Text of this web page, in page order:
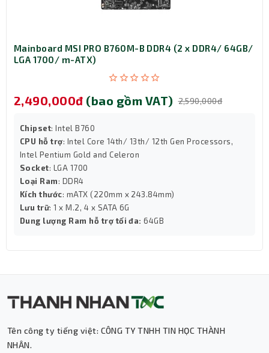
Mainboard MSI PRO B760M-B DDR4 (2 x DDR4/ 64GB/
LGA 1700/ m-ATX)
2,490,000đ (bao gồm VAT) 2,590,000đ
Chipset: Intel B760
CPU hỗ trợ: Intel Core 14th/ 13th/ 12th Gen Processors,
Intel Pentium Gold and Celeron
Socket: LGA 1700
Loại Ram: DDR4
Kích thước: mATX (220mm x 243.84mm)
Lưu trữ: 1 x M.2, 4 x SATA 6G
Dung lượng Ram hỗ trợ tối đa:64GB
Tên công ty tiếng việt: CÔNG TY TNHH TIN HỌC THÀNH
NHÂN.